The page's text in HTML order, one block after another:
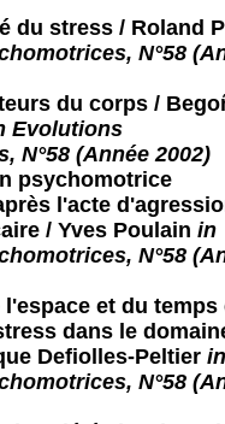
du stress / Roland
N°58
du corps /
Evolutions
N°58 (Année 2002)
psychomotrice
l'acte
/ Yves Poulain in
N°58
et du temps
dans le
Defiolles-Peltier in
N°58